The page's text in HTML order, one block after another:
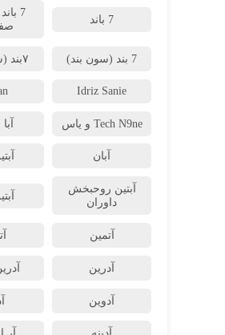
7 باند
7
7 بند (سون بند) ۷بند (سون بند)
Idriz Sanie
Tech N9ne و یاس
آبان
آبتین روحبخش
داوران
آتمین
آدرین
آدوین